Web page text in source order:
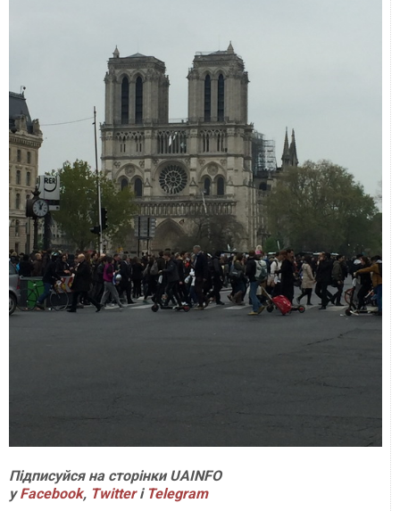
Підписуйся на сторінки UAINFO
уFacebook, Twitter і Telegram